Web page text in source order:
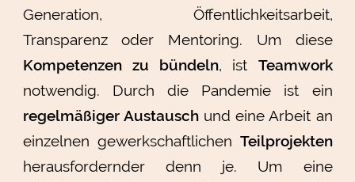
Generation, Öffentlichkeitsarbeit,
Transparenz oder Mentoring. Um diese
Kompetenzen zu bündeln, ist Teamwork
notwendig. Durch die Pandemie ist ein
regelmäßiger Austauschund eine Arbeit an
einzelnen gewerkschaftlichen Teilprojekten
herausfordernder denn je. Um eine